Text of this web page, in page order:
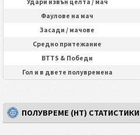
Фаулове на мач
Засади / мачове
Средно притежание
BTTS & Победи
Гол и в двете полувремена
ПОЛУВРЕМЕ (HT) СТАТИСТИКИ